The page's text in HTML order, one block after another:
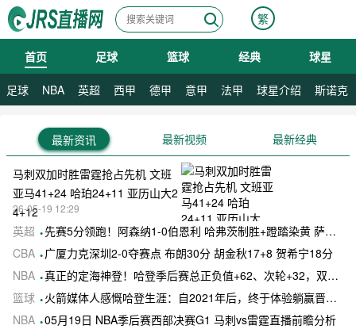
繁
首页 足球 篮球 经典 球星
足球 NBA 英超 西甲 德甲 意甲 法甲 球星介绍 斯诺克
最新资讯 最新视频 最新经典
马刺双加时胜雷霆抢占先机 文班
亚马41+24 哈珀24+11 亚历山大2
4+12
26-05-19 12:29
英超
先赛5分领跑！阿森纳1-0伯恩利 哈弗茨制胜+蹬踏染黄 萨卡献助攻
CBA
广厦力克深圳2-0夺赛点 布朗30分 胡金秋17+8 贺希宁18分
NBA 真正的定海神登！哈登季后赛总正负值+62、次轮+32，双数据领跑骑士全队
篮球
火箭媒体人感慨哈登生涯：自2021年后，终于体验躺赢晋级滋味
NBA 05月19日 NBA季后赛西部决赛G1 马刺vs雷霆直播前瞻分析
08月08日 星期六